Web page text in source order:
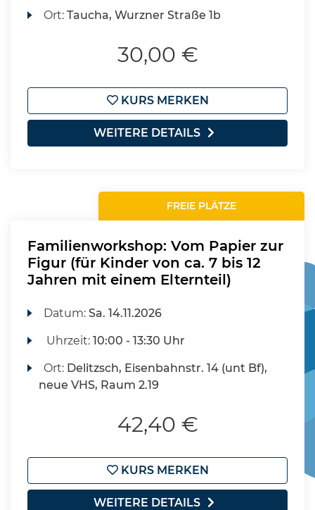
Ort:Taucha, Wurzner Straße 1b
30,00 €
KURS MERKEN
WEITERE DETAILS
FREIE PLÄTZE
Familienworkshop: Vom Papier zur
Figur (für Kinder von ca. 7 bis 12
Jahren mit einem Elternteil)
Datum:Sa. 14.11.2026
Uhrzeit:10:00 - 13:30 Uhr
Ort: Delitzsch, Eisenbahnstr. 14 (unt Bf),
neue VHS, Raum 2.19
42,40 €
KURS MERKEN
WEITERE DETAILS